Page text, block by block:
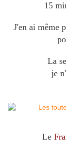
15
J'en ai même
La
je
Le